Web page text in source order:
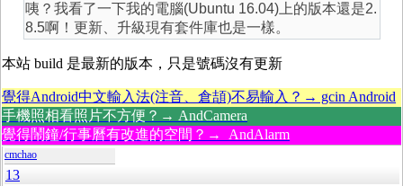
咦？我看了一下我的電腦(Ubuntu 16.04)上的版本還是2.
8.5啊！更新、升級現有套件庫也是一樣。
本站 build 是最新的版本，只是號碼沒有更新
覺得Android中文輸入法(注音、倉頡)不易輸入？→ gcin Android
手機照相看照片不方便？→ AndCamera
覺得鬧鐘/行事曆有改進的空間？→ AndAlarm
cmchao
13